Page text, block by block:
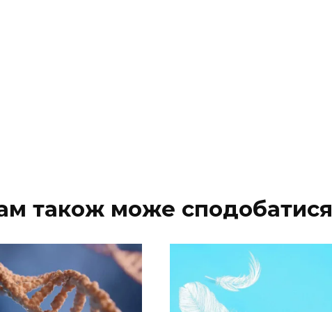
також може сподобатися